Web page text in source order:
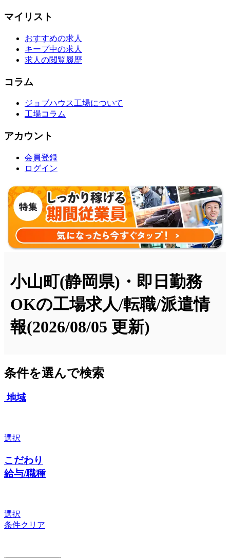
マイリスト
おすすめの求人
キープ中の求人
求人の閲覧履歴
コラム
ジョブハウス工場について
工場コラム
アカウント
会員登録
ログイン
小山町(静岡県)・即日勤務
OKの工場求人/転職/派遣情
報(2026/08/05 更新)
条件を選んで検索
地域
選択
こだわり
給与/職種
選択
条件クリア